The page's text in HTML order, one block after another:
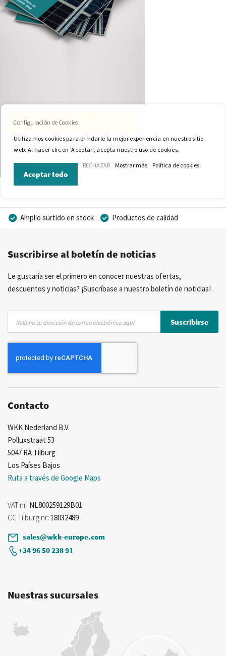
Amplio surtido en stock
Productos de calidad
Asesoramiento personal
Más de 40 años de experiencia
Posibilidad de crear marca privada
Suscribirse al boletín de noticias
Le gustaría ser el primero en conocer nuestras ofertas,
descuentos y noticias? ¡Suscríbase a nuestro boletín de noticias!
nuestro
boletín
Suscribirse
Contacto
WKK Nederland B.V.
Polluxstraat 53
5047 RA Tilburg
Los Países Bajos
Ruta a través de Google Maps
VAT nr: NL800259129B01
CC Tilburg nr: 18032489
sales@wkk-europe.com
+34 96 50 238 91
Nuestras sucursales
Configuración de Cookies
Utilizamos cookies para brindarle la mejor experiencia en nuestro sitio
web. Al hacer clic en 'Aceptar', acepta nuestro uso de cookies.
Aceptar todo
RECHAZAR Mostrar más Política de cookies